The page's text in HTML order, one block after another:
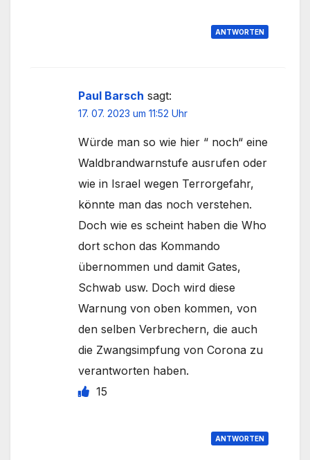
ANTWORTEN
Paul Barsch sagt:
17. 07. 2023 um 11:52 Uhr
Würde man so wie hier “ noch“ eine
Waldbrandwarnstufe ausrufen oder
wie in Israel wegen Terrorgefahr,
könnte man das noch verstehen.
Doch wie es scheint haben die Who
dort schon das Kommando
übernommen und damit Gates,
Schwab usw. Doch wird diese
Warnung von oben kommen, von
den selben Verbrechern, die auch
die Zwangsimpfung von Corona zu
verantworten haben.
15
ANTWORTEN